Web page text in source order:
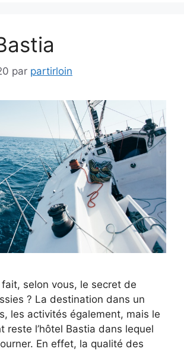
par partirloin
fait, selon vous, le secret de
? La destination dans un
les activités également, mais le
reste l’hôtel Bastia dans lequel
En effet, la qualité des